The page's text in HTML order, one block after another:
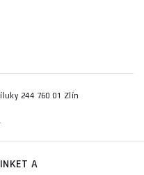
244 760 01 Zlín
A